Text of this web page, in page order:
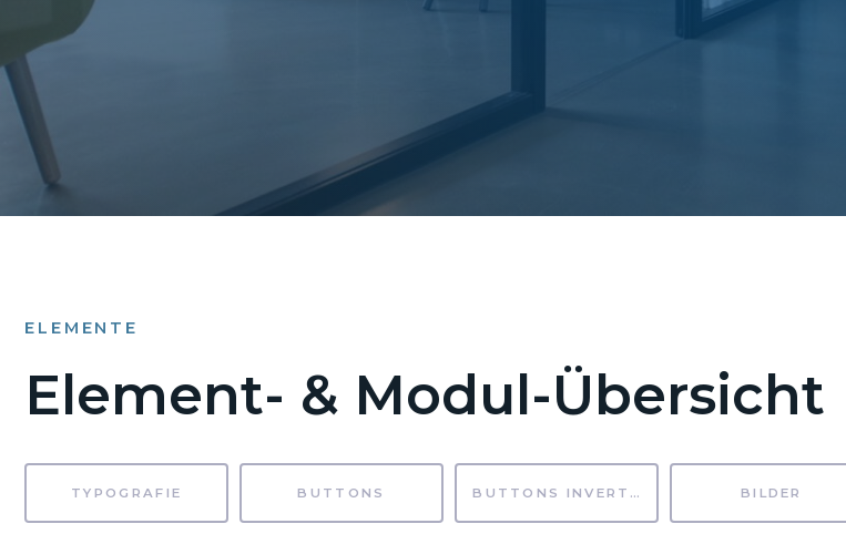
ELEMENTE
Element- & Modul-Übersicht
TYPOGRAFIE BUTTONS BUTTONS INVERTIERT BILDER